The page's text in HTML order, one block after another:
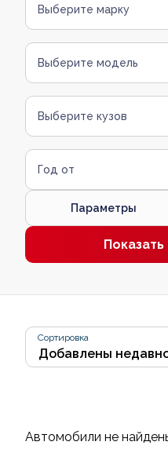
Выберите марку
Выберите модель
Выберите кузов
Год от
Параметры
Сортировка
Автомобили не